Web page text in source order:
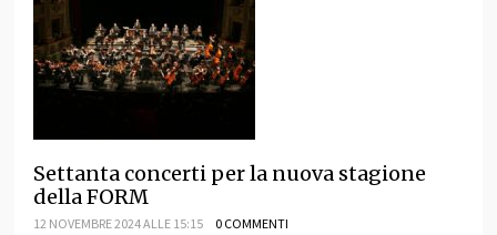
Settanta concerti per la nuova stagione
della FORM
12 NOVEMBRE 2024 ALLE 15:15 0 COMMENTI